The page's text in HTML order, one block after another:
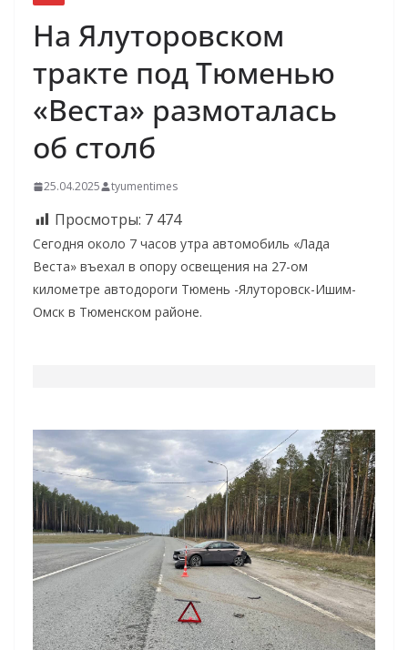
На Ялуторовском
тракте под Тюменью
«Веста» размоталась
об столб
25.04.2025 tyumentimes
Просмотры: 7 474
Сегодня около 7 часов утра автомобиль «Лада
Веста» въехал в опору освещения на 27-ом
километре автодороги Тюмень -Ялуторовск-Ишим-
Омск в Тюменском районе.